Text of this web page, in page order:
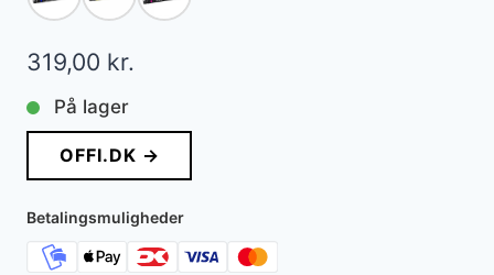
319,00 kr.
På lager
OFFI.DK →
Betalingsmuligheder